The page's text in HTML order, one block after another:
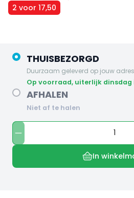
2 voor 17,50
THUISBEZORGD
Duurzaam geleverd op jouw adres
op voorraad, uiterlijk dinsdag
AFHALEN
Niet af te halen
In